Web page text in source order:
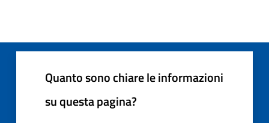
Quanto sono chiare le informazioni
su questa pagina?